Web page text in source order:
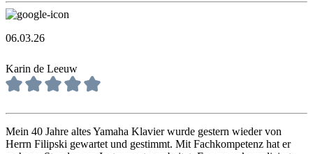
06.03.26
Karin de Leeuw
Mein 40 Jahre altes Yamaha Klavier wurde gestern wieder von
Herrn Filipski gewartet und gestimmt. Mit Fachkompetenz hat er